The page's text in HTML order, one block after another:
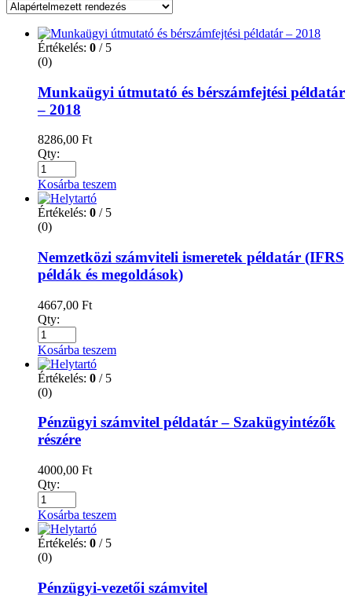
Értékelés: 0 / 5
(0)
Munkaügyi útmutató és bérszámfejtési példatár
– 2018
8286,00 Ft
Qty:
Kosárba teszem
Értékelés: 0 / 5
(0)
Nemzetközi számviteli ismeretek példatár (IFRS
példák és megoldások)
4667,00 Ft
Qty:
Kosárba teszem
Értékelés: 0 / 5
(0)
Pénzügyi számvitel példatár – Szakügyintézők
részére
4000,00 Ft
Qty:
Kosárba teszem
Értékelés: 0 / 5
(0)
Pénzügyi-vezetői számvitel